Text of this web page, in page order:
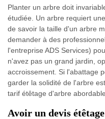
Planter un arbre doit
étudiée. Un arbre requiert
de savoir la taille d'un arbre
demander à des
l'entreprise ADS Services)
n'avez pas un grand jardin,
accroissement. Si l'abattage
garder la solidité de l'arbre
tarif étêtage d'arbre
Avoir un devis